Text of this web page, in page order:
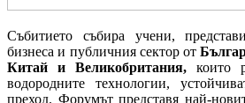
Събитието събира учени,
бизнеса и публичния сектор от
Китай и Великобритания, които
водородните технологии,
преход. Форумът представя най-